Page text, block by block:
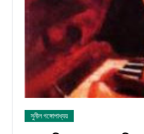
সুনীল গঙ্গোপাধ্যয়